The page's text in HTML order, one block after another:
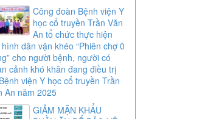
Công đoàn Bệnh viện Y
học cổ truyền Trần Văn
An tổ chức thực hiện
dân vận khéo “Phiên chợ 0
cho người bệnh, người có
cảnh khó khăn đang điều trị
viện Y học cổ truyền Trần
An năm 2025
GIẢM MẶN KHẨU